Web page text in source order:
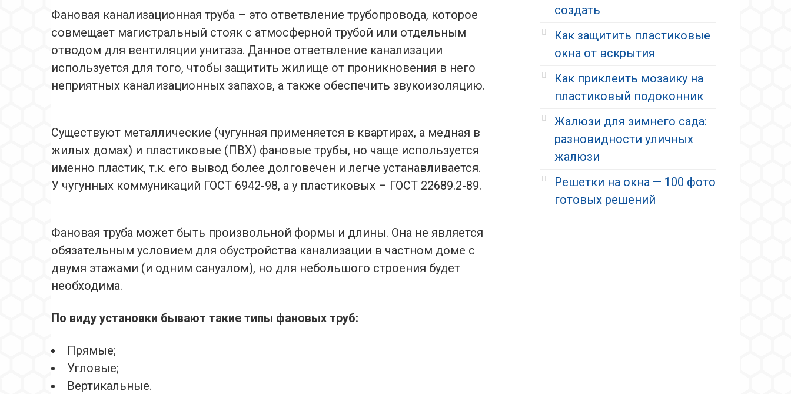
Фановая канализационная труба – это ответвление трубопровода, которое
совмещает магистральный стояк с атмосферной трубой или отдельным
отводом для вентиляции унитаза. Данное ответвление канализации
используется для того, чтобы защитить жилище от проникновения в него
неприятных канализационных запахов, а также обеспечить звукоизоляцию.
Существуют металлические (чугунная применяется в квартирах, а медная в
жилых домах) и пластиковые (ПВХ) фановые трубы, но чаще используется
именно пластик, т.к. его вывод более долговечен и легче устанавливается.
У чугунных коммуникаций ГОСТ 6942-98, а у пластиковых – ГОСТ 22689.2-89.
Фановая труба может быть произвольной формы и длины. Она не является
обязательным условием для обустройства канализации в частном доме с
двумя этажами (и одним санузлом), но для небольшого строения будет
необходима.
По виду установки бывают такие типы фановых труб:
Прямые;
Угловые;
Вертикальные.
создать
Как защитить пластиковые
окна от вскрытия
Как приклеить мозаику на
пластиковый подоконник
Жалюзи для зимнего сада:
разновидности уличных
жалюзи
Решетки на окна — 100 фото
готовых решений